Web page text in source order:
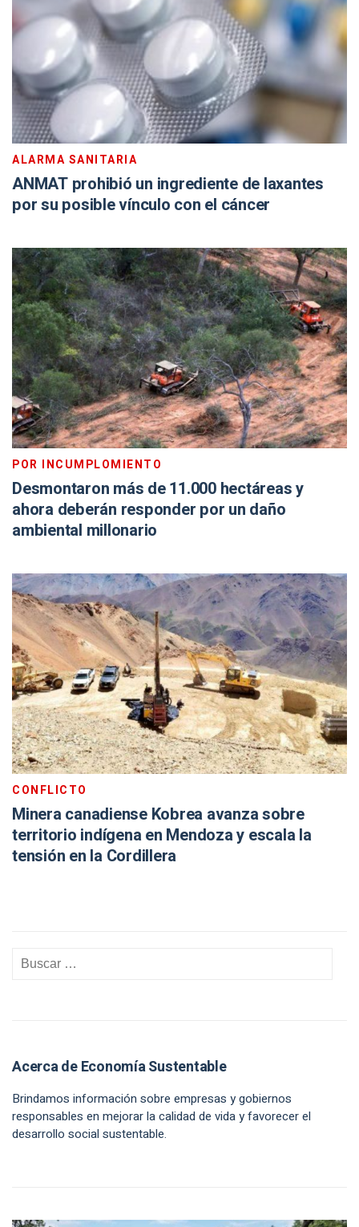
ALARMA SANITARIA
ANMAT prohibió un ingrediente de laxantes
por su posible vínculo con el cáncer
POR INCUMPLOMIENTO
Desmontaron más de 11.000 hectáreas y
ahora deberán responder por un daño
ambiental millonario
CONFLICTO
Minera canadiense Kobrea avanza sobre
territorio indígena en Mendoza y escala la
tensión en la Cordillera
Acerca de Economía Sustentable
Brindamos información sobre empresas y gobiernos
responsables en mejorar la calidad de vida y favorecer el
desarrollo social sustentable.